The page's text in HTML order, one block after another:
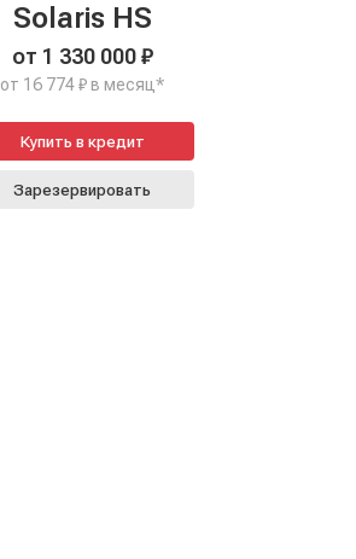
Solaris HS
от 1 330 000 ₽
от 16 774 ₽ в месяц*
Купить в кредит
Зарезервировать